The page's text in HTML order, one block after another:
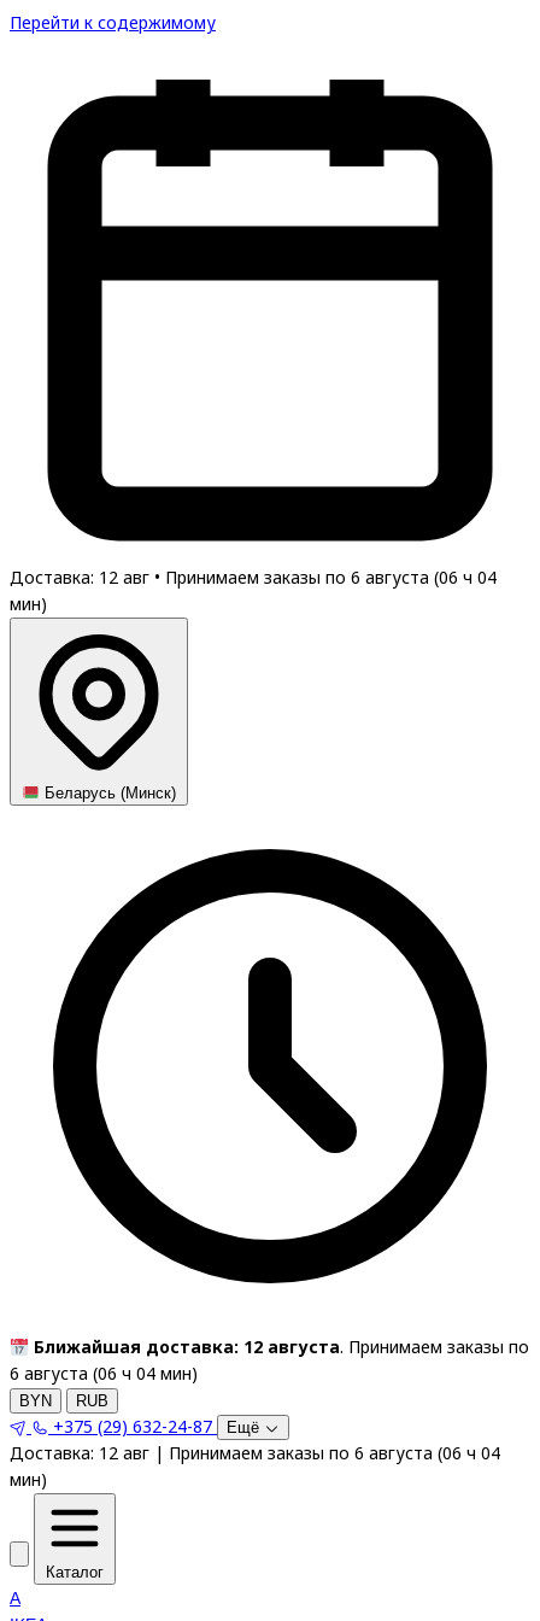
Перейти к содержимому
Доставка: 12 авг • Принимаем заказы по 6 августа (06 ч 04
мин)
Беларусь (Минск)
Ближайшая доставка: 12 августа. Принимаем заказы по
6 августа (06 ч 04 мин)
BYN RUB
+375 (29) 632-24-87 Ещё
Доставка: 12 авг | Принимаем заказы по 6 августа (06 ч 04
мин)
Каталог
A